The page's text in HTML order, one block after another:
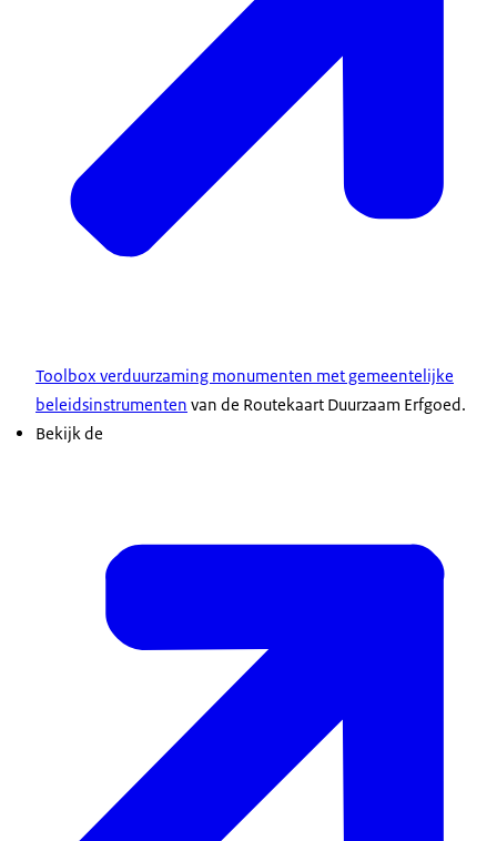
Toolbox verduurzaming monumenten met gemeentelijke
beleidsinstrumenten van de Routekaart Duurzaam Erfgoed.
Bekijk de